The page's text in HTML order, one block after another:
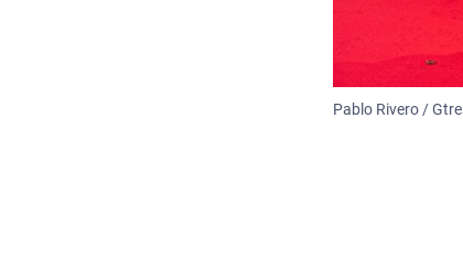
Pablo Rivero /